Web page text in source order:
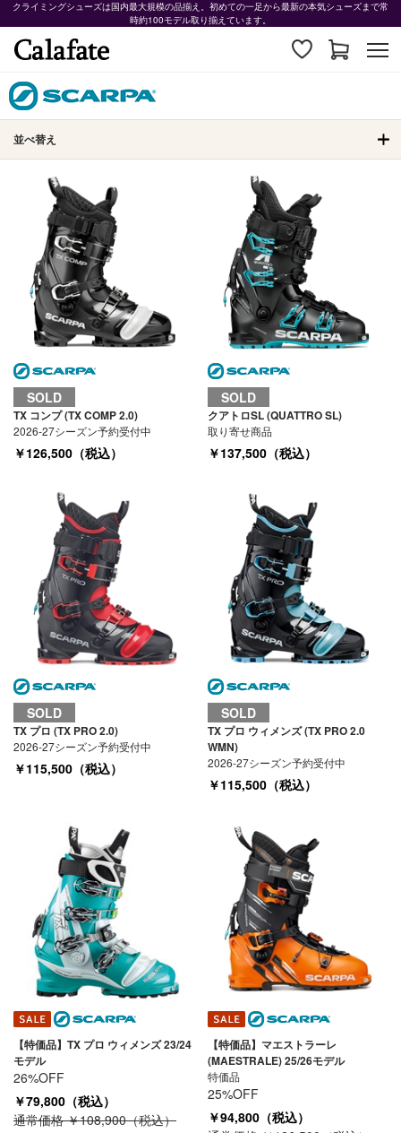
クライミングシューズは国内最大規模の品揃え。初めての一足から最新の本気シューズまで常
時約100モデル取り揃えています。
並べ替え
SOLD
TX コンプ (TX COMP 2.0)
2026-27シーズン予約受付中
￥126,500（税込）
SOLD
クアトロSL (QUATTRO SL)
取り寄せ商品
￥137,500（税込）
SOLD
TX プロ (TX PRO 2.0)
2026-27シーズン予約受付中
￥115,500（税込）
SOLD
TX プロ ウィメンズ (TX PRO 2.0
WMN)
2026-27シーズン予約受付中
￥115,500（税込）
【特価品】TX プロ ウィメンズ 23/24
モデル
26%OFF
￥79,800（税込）
通常価格 ￥108,900（税込）
【特価品】マエストラーレ
(MAESTRALE) 25/26モデル
特価品
25%OFF
￥94,800（税込）